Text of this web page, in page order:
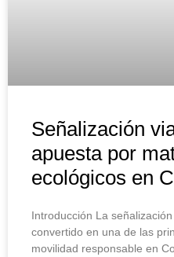
Señalización
apuesta por
ecológicos en
Introducción La
convertido en una de las
movilidad responsable en